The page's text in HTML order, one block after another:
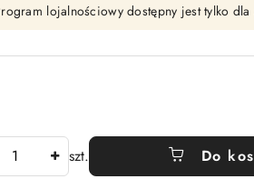
lojalnościowy dostępny jest tylko
szt. Do